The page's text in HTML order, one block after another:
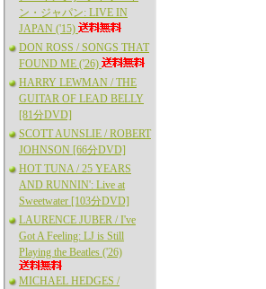
ン・ジャパン: LIVE IN
JAPAN ('15)
DON ROSS / SONGS THAT
FOUND ME ('26)
HARRY LEWMAN / THE
GUITAR OF LEAD BELLY
[81分DVD]
SCOTT AUNSLIE / ROBERT
JOHNSON [66分DVD]
HOT TUNA / 25 YEARS
AND RUNNIN': Live at
Sweetwater [103分DVD]
LAURENCE JUBER / I've
Got A Feeling: LJ is Still
Playing the Beatles ('26)
MICHAEL HEDGES /